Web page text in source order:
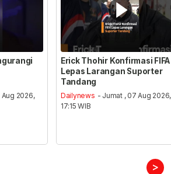
2026,
Erick Thohir Konfirmasi FIFA
Lepas Larangan Suporter
Tandang
Dailynews - Jumat , 07 Aug 2026,
17:15 WIB
>